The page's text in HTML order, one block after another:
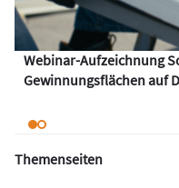
Webinar-Aufzeichnung
Gewinnungsflächen auf
Themenseiten